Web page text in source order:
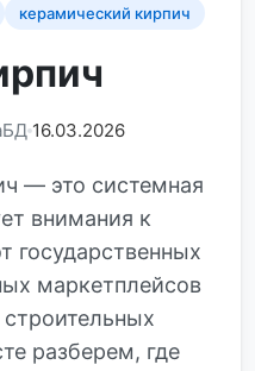
керамический кирпич
16.03.2026
— это системная
внимания к
государственных
маркетплейсов
разберем, где